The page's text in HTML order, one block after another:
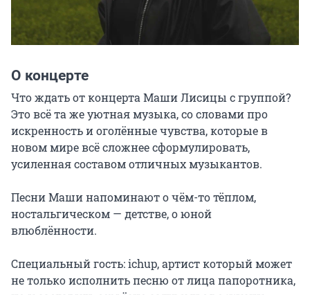
О концерте
Что ждать от концерта Маши Лисицы с группой?
Это всё та же уютная музыка, со словами про
искренность и оголённые чувства, которые в
новом мире всё сложнее сформулировать,
усиленная составом отличных музыкантов.
Песни Маши напоминают о чём-то тёплом,
ностальгическом — детстве, о юной
влюблённости.
Специальный гость: ichup, артист который может
не только исполнить песню от лица папоротника,